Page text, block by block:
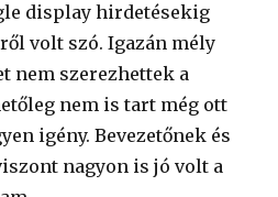
display hirdetésekig
volt szó. Igazán mély
nem szerezhettek a
nem is tart még ott
igény. Bevezetőnek és
nagyon is jó volt a